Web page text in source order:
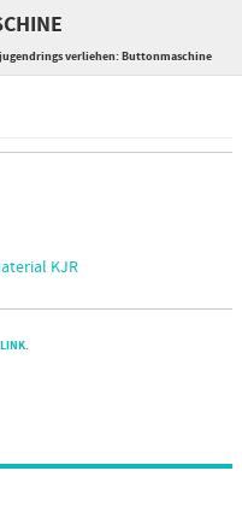
verliehen: Buttonmaschine
KJR
.